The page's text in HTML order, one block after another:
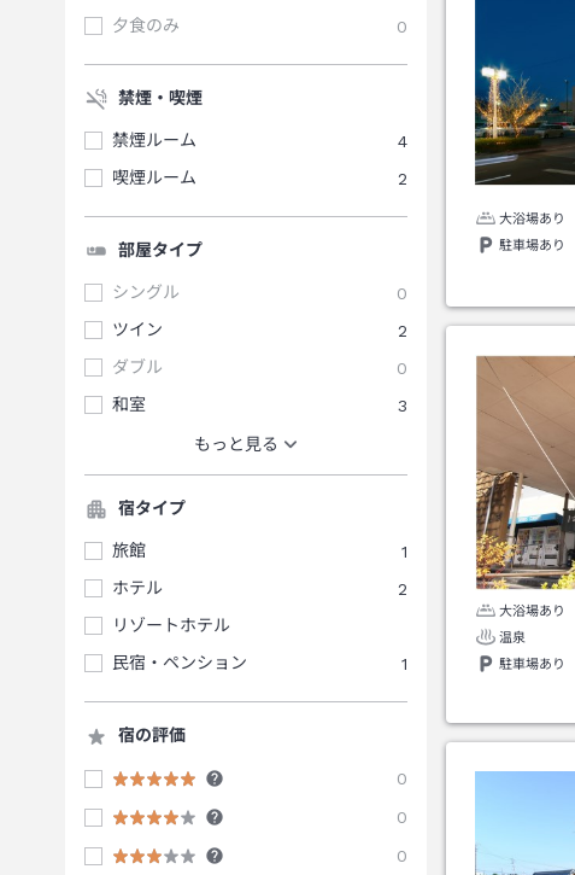
夕食のみ
0
禁煙・喫煙
禁煙ルーム
4
喫煙ルーム
2
部屋タイプ
シングル
0
ツイン
2
ダブル
0
和室
3
もっと見る
宿タイプ
旅館
1
ホテル
2
リゾートホテル
民宿・ペンション
1
宿の評価
0
0
0
大浴場あり
駐車場あり
大浴場あり
温泉
駐車場あり